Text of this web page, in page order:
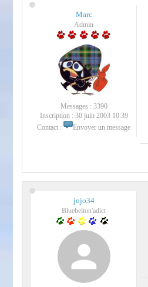
Marc
Admin
Messages : 3390
Inscription : 30 juin 2003 10:39
Contact :
Envoyer un message
jojo34
Bluebelton'adict